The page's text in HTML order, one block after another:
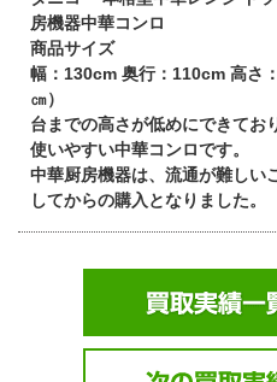
房機器中華コンロ
商品サイズ
幅：130cm 奥行：110cm 高さ
㎝）
台までの高さが低めにできてお
使いやすい中華コンロです。
中華厨房機器は、流通が難しい
してからの購入となりました。